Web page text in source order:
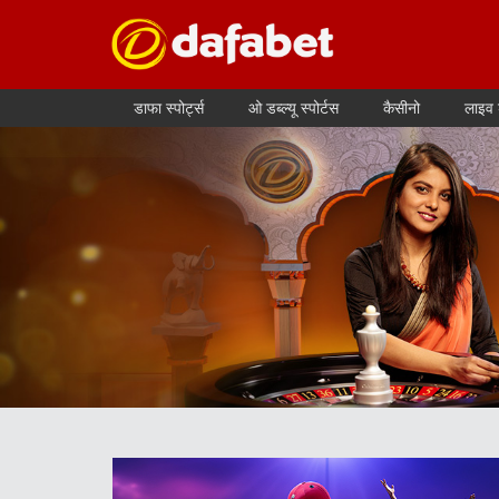
डाफा स्पोर्ट्स ओ डब्ल्यू स्पोर्टस कैसीनो लाइव